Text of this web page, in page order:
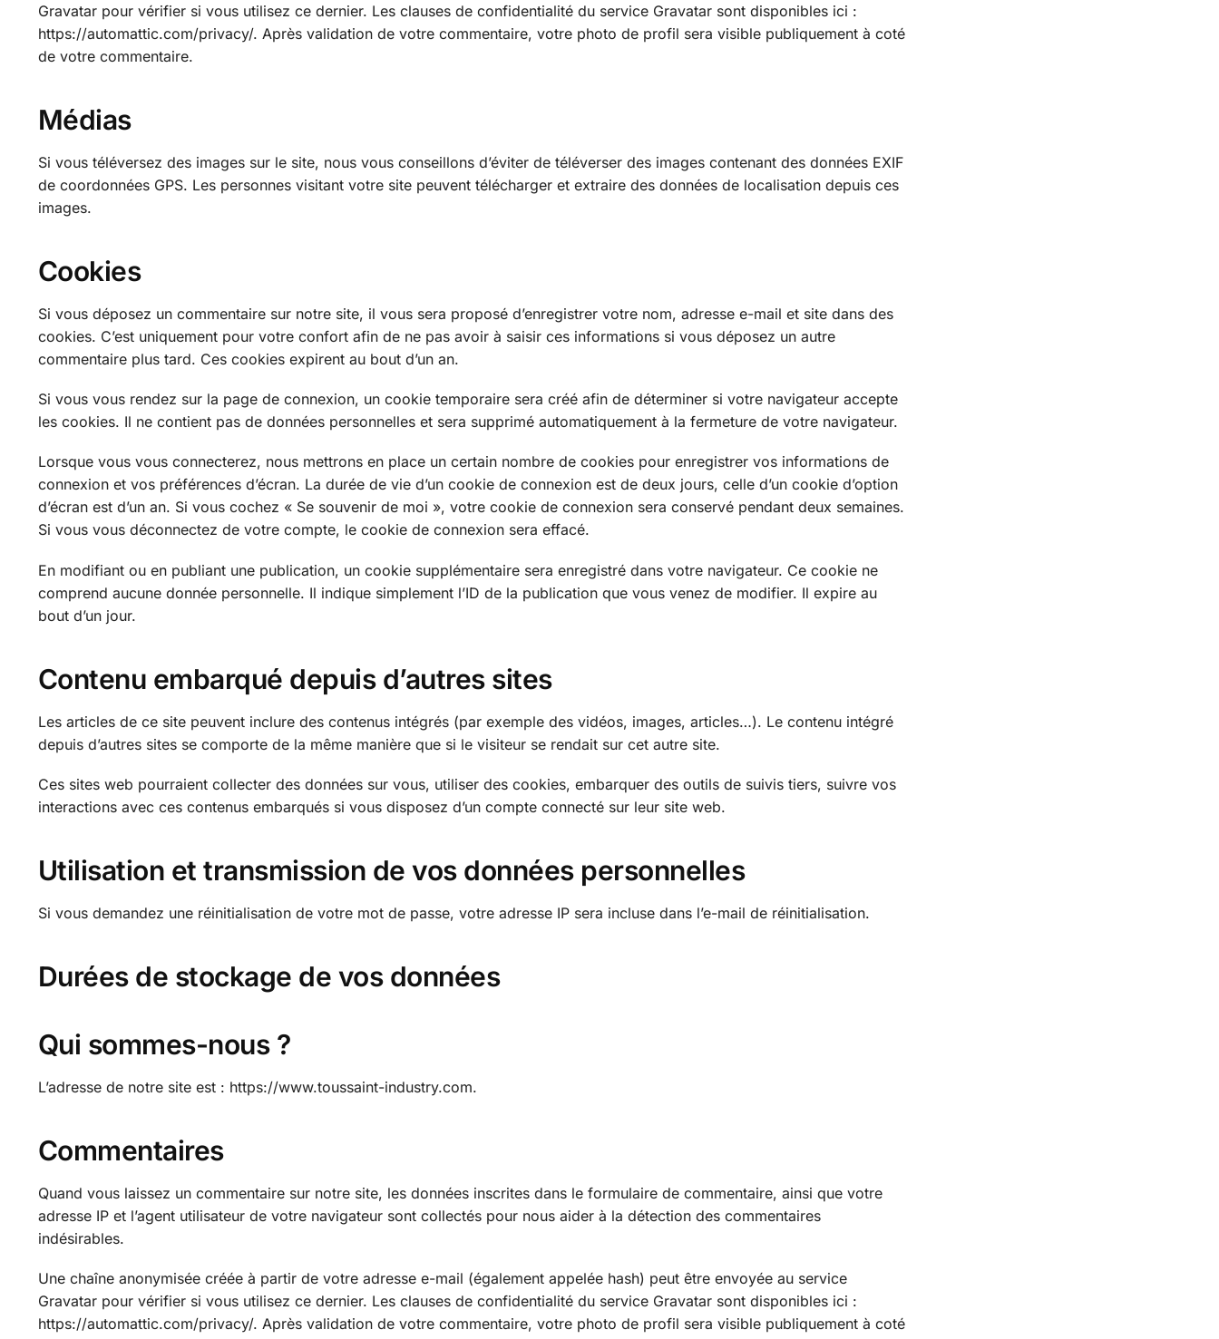
Gravatar pour vérifier si vous utilisez ce dernier. Les clauses de confidentialité du service Gravatar sont disponibles ici :
https://automattic.com/privacy/. Après validation de votre commentaire, votre photo de profil sera visible publiquement à coté
de votre commentaire.
Médias
Si vous téléversez des images sur le site, nous vous conseillons d’éviter de téléverser des images contenant des données EXIF
de coordonnées GPS. Les personnes visitant votre site peuvent télécharger et extraire des données de localisation depuis ces
images.
Cookies
Si vous déposez un commentaire sur notre site, il vous sera proposé d’enregistrer votre nom, adresse e-mail et site dans des
cookies. C’est uniquement pour votre confort afin de ne pas avoir à saisir ces informations si vous déposez un autre
commentaire plus tard. Ces cookies expirent au bout d’un an.
Si vous vous rendez sur la page de connexion, un cookie temporaire sera créé afin de déterminer si votre navigateur accepte
les cookies. Il ne contient pas de données personnelles et sera supprimé automatiquement à la fermeture de votre navigateur.
Lorsque vous vous connecterez, nous mettrons en place un certain nombre de cookies pour enregistrer vos informations de
connexion et vos préférences d’écran. La durée de vie d’un cookie de connexion est de deux jours, celle d’un cookie d’option
d’écran est d’un an. Si vous cochez « Se souvenir de moi », votre cookie de connexion sera conservé pendant deux semaines.
Si vous vous déconnectez de votre compte, le cookie de connexion sera effacé.
En modifiant ou en publiant une publication, un cookie supplémentaire sera enregistré dans votre navigateur. Ce cookie ne
comprend aucune donnée personnelle. Il indique simplement l’ID de la publication que vous venez de modifier. Il expire au
bout d’un jour.
Contenu embarqué depuis d’autres sites
Les articles de ce site peuvent inclure des contenus intégrés (par exemple des vidéos, images, articles…). Le contenu intégré
depuis d’autres sites se comporte de la même manière que si le visiteur se rendait sur cet autre site.
Ces sites web pourraient collecter des données sur vous, utiliser des cookies, embarquer des outils de suivis tiers, suivre vos
interactions avec ces contenus embarqués si vous disposez d’un compte connecté sur leur site web.
Utilisation et transmission de vos données personnelles
Si vous demandez une réinitialisation de votre mot de passe, votre adresse IP sera incluse dans l’e-mail de réinitialisation.
Durées de stockage de vos données
Qui sommes-nous ?
L’adresse de notre site est : https://www.toussaint-industry.com.
Commentaires
Quand vous laissez un commentaire sur notre site, les données inscrites dans le formulaire de commentaire, ainsi que votre
adresse IP et l’agent utilisateur de votre navigateur sont collectés pour nous aider à la détection des commentaires
indésirables.
Une chaîne anonymisée créée à partir de votre adresse e-mail (également appelée hash) peut être envoyée au service
Gravatar pour vérifier si vous utilisez ce dernier. Les clauses de confidentialité du service Gravatar sont disponibles ici :
https://automattic.com/privacy/. Après validation de votre commentaire, votre photo de profil sera visible publiquement à coté